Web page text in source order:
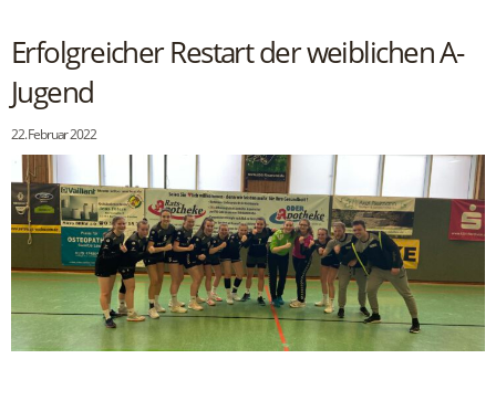
Erfolgreicher Restart der weiblichen A-
Jugend
22. Februar 2022